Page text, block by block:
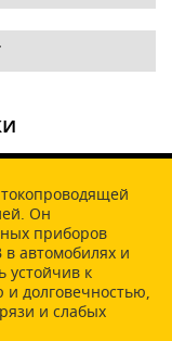
Он
приборов
в автомобилях и
устойчив к
и долговечностью,
и слабых